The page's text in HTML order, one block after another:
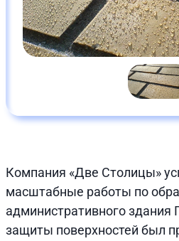
Компания «Две Столицы»
масштабные работы по
административного
защиты поверхностей был